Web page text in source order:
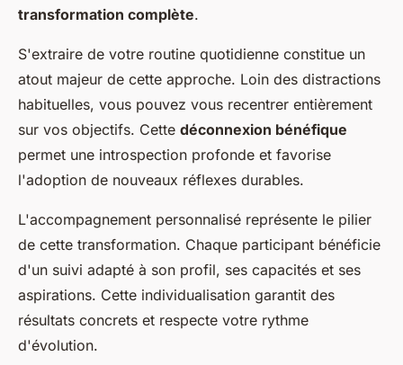
transformation complète.
S'extraire de votre routine quotidienne constitue un
atout majeur de cette approche. Loin des distractions
habituelles, vous pouvez vous recentrer entièrement
sur vos objectifs. Cette déconnexion bénéfique
permet une introspection profonde et favorise
l'adoption de nouveaux réflexes durables.
L'accompagnement personnalisé représente le pilier
de cette transformation. Chaque participant bénéficie
d'un suivi adapté à son profil, ses capacités et ses
aspirations. Cette individualisation garantit des
résultats concrets et respecte votre rythme
d'évolution.